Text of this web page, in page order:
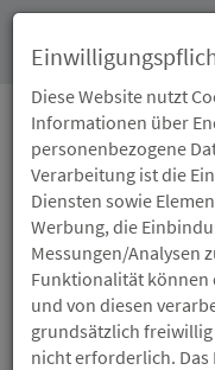
ISB-
DER
IN
Diese Website nutzt
Informationen über
personenbezogene
Verarbeitung ist die
Diensten sowie
Werbung, die
Messungen/Analysen
Funktionalität können
und von diesen
grundsätzlich
nicht erforderlich. Das